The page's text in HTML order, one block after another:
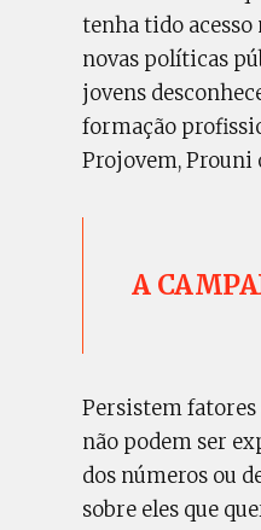
tenha tido acesso
novas políticas
jovens
formação
Projovem, Prouni
A
Persistem fatores
não podem ser
dos números ou
sobre eles que